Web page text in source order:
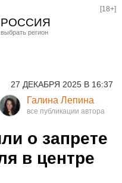
РОССИЯ
Курган
Оренбург
[18+]
27 ДЕКАБРЯ 2025 В 16:37
Галина Лепина
о запрете
в центре